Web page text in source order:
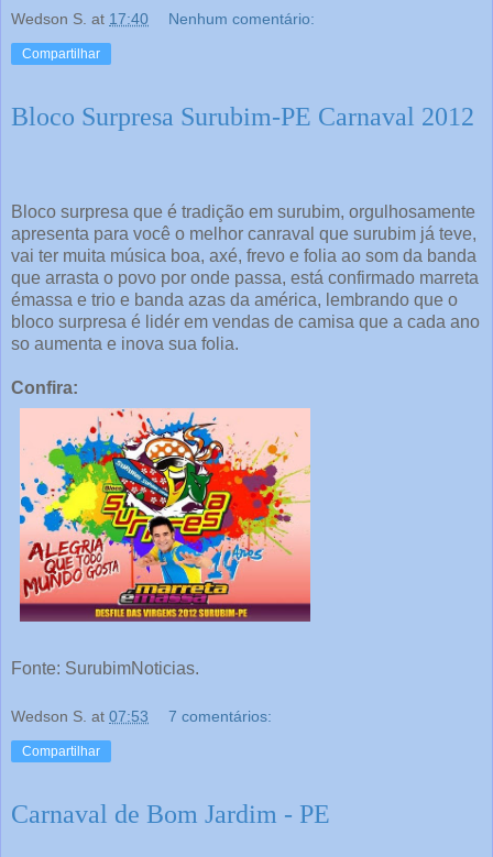
Wedson S. at 17:40 Nenhum comentário:
Compartilhar
Bloco Surpresa Surubim-PE Carnaval 2012
Bloco surpresa que é tradição em surubim, orgulhosamente
apresenta para você o melhor canraval que surubim já teve,
vai ter muita música boa, axé, frevo e folia ao som da banda
que arrasta o povo por onde passa, está confirmado marreta
émassa e trio e banda azas da américa, lembrando que o
bloco surpresa é lidér em vendas de camisa que a cada ano
so aumenta e inova sua folia.
Confira:
Fonte: SurubimNoticias.
Wedson S. at 07:53 7 comentários:
Compartilhar
Carnaval de Bom Jardim - PE